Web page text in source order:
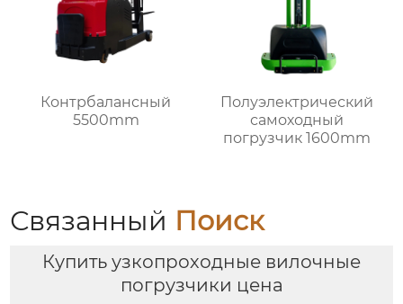
Контрбалансный
5500mm
Полуэлектрический
самоходный
погрузчик 1600mm
Связанный Поиск
Купить узкопроходные вилочные
погрузчики цена